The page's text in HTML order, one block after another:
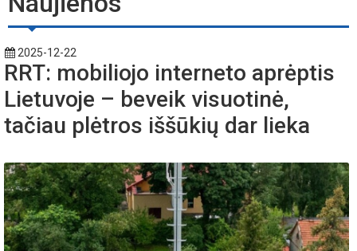
2025-12-22
RRT: mobiliojo interneto aprėptis
Lietuvoje – beveik visuotinė,
tačiau plėtros iššūkių dar lieka